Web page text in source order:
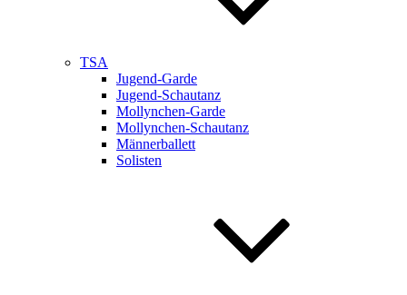
TSA
Jugend-Garde
Jugend-Schautanz
Mollynchen-Garde
Mollynchen-Schautanz
Männerballett
Solisten